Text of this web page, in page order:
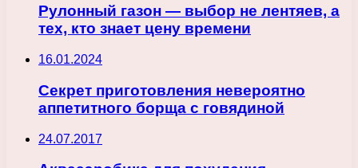
Рулонный газон — выбор не лентяев, а
тех, кто знает цену времени
16.01.2024
Секрет приготовления невероятно
аппетитного борща с говядиной
24.07.2017